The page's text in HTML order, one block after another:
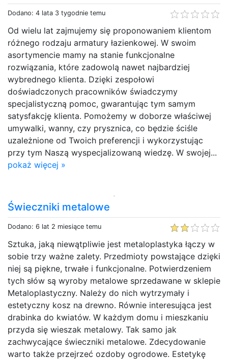
Dodano: 4 lata 3 tygodnie temu
Od wielu lat zajmujemy się proponowaniem klientom
różnego rodzaju armatury łazienkowej. W swoim
asortymencie mamy na stanie funkcjonalne
rozwiązania, które zadowolą nawet najbardziej
wybrednego klienta. Dzięki zespołowi
doświadczonych pracowników świadczymy
specjalistyczną pomoc, gwarantując tym samym
satysfakcję klienta. Pomożemy w doborze właściwej
umywalki, wanny, czy prysznica, co będzie ściśle
uzależnione od Twoich preferencji i wykorzystując
przy tym Naszą wyspecjalizowaną wiedzę. W swojej...
pokaż więcej »
Świeczniki metalowe
Dodano: 6 lat 2 miesiące temu
Sztuka, jaką niewątpliwie jest metaloplastyka łączy w
sobie trzy ważne zalety. Przedmioty powstające dzięki
niej są piękne, trwałe i funkcjonalne. Potwierdzeniem
tych słów są wyroby metalowe sprzedawane w sklepie
Metaloplastyczny. Należy do nich wytrzymały i
estetyczny kosz na drewno. Równie interesująca jest
drabinka do kwiatów. W każdym domu i mieszkaniu
przyda się wieszak metalowy. Tak samo jak
zachwycające świeczniki metalowe. Zdecydowanie
warto także przejrzeć ozdoby ogrodowe. Estetykę